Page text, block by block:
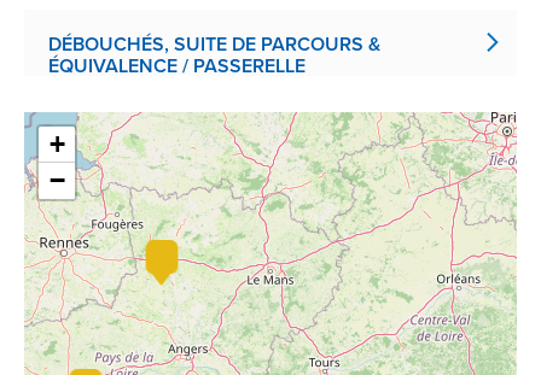
DÉBOUCHÉS, SUITE DE PARCOURS &
ÉQUIVALENCE / PASSERELLE
+
−